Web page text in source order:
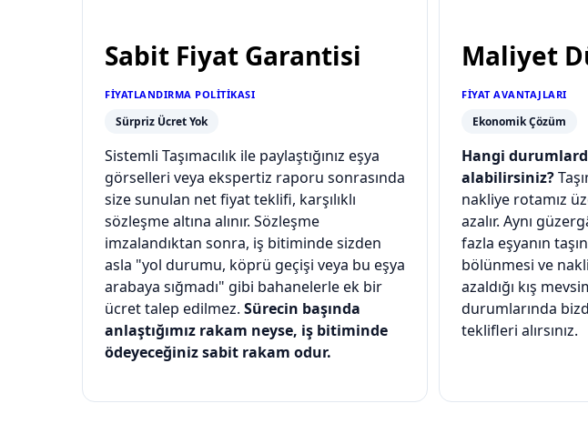
Sabit Fiyat Garantisi
FIYATLANDIRMA POLITIKASI
Sürpriz Ücret Yok
Sistemli Taşımacılık ile paylaştığınız eşya
görselleri veya ekspertiz raporu sonrasında
size sunulan net fiyat teklifi, karşılıklı
sözleşme altına alınır. Sözleşme
imzalandıktan sonra, iş bitiminde sizden
asla "yol durumu, köprü geçişi veya bu eşya
arabaya sığmadı" gibi bahanelerle ek bir
ücret talep edilmez. Sürecin başında
anlaştığımız rakam neyse, iş bitiminde
ödeyeceğiniz sabit rakam odur.
Maliyet
FIYAT AVANTAJLARI
Ekonomik Çözüm
Hangi
alabilirsiniz?
nakliye rotamız
azalır. Aynı
fazla eşyanın
bölünmesi ve
azaldığı kış
durumlarında
teklifleri alırsınız.